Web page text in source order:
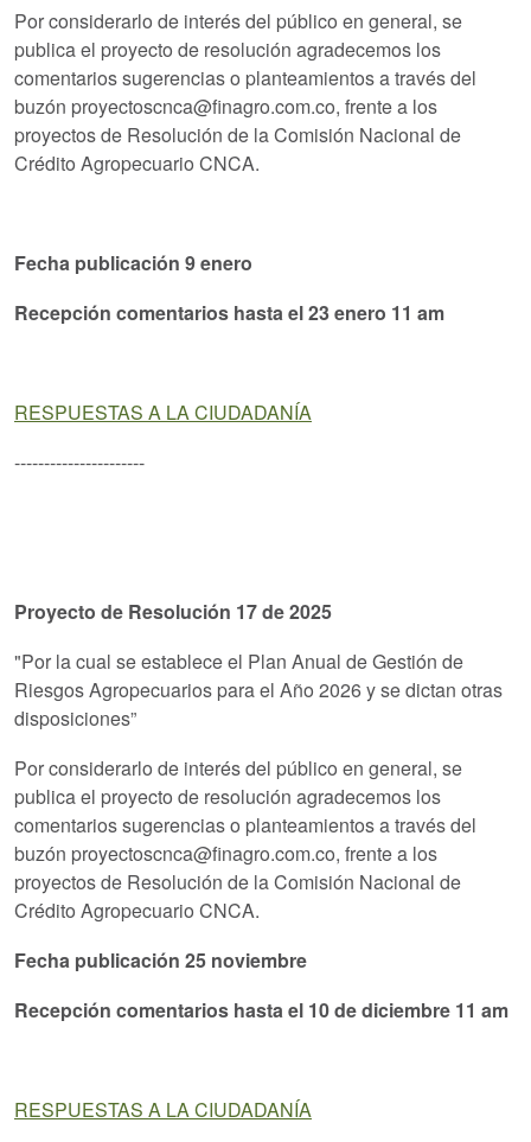
Por considerarlo de interés del público en general, se
publica el proyecto de resolución agradecemos los
comentarios sugerencias o planteamientos a través del
buzón proyectoscnca@finagro.com.co, frente a los
proyectos de Resolución de la Comisión Nacional de
Crédito Agropecuario CNCA.
Fecha publicación 9 enero
Recepción comentarios hasta el 23 enero 11 am
RESPUESTAS A LA CIUDADANÍA
----------------------
Proyecto de Resolución 17 de 2025
"Por la cual se establece el Plan Anual de Gestión de
Riesgos Agropecuarios para el Año 2026 y se dictan otras
disposiciones”
Por considerarlo de interés del público en general, se
publica el proyecto de resolución agradecemos los
comentarios sugerencias o planteamientos a través del
buzón proyectoscnca@finagro.com.co, frente a los
proyectos de Resolución de la Comisión Nacional de
Crédito Agropecuario CNCA.
Fecha publicación 25 noviembre
Recepción comentarios hasta el 10 de diciembre 11 am
RESPUESTAS A LA CIUDADANÍA